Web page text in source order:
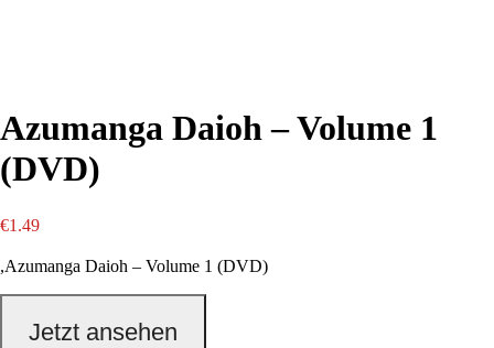
Azumanga Daioh – Volume 1
(DVD)
€1.49
,Azumanga Daioh – Volume 1 (DVD)
Jetzt ansehen